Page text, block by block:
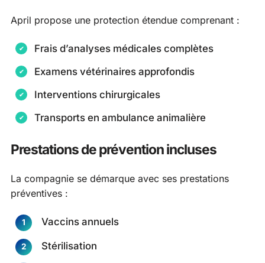
April propose une protection étendue comprenant :
Frais d’analyses médicales complètes
Examens vétérinaires approfondis
Interventions chirurgicales
Transports en ambulance animalière
Prestations de prévention incluses
La compagnie se démarque avec ses prestations
préventives :
Vaccins annuels
Stérilisation